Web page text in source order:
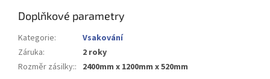
Doplňkové parametry
Kategorie:
Vsakování
Záruka:
2 roky
Rozměr zásilky:: 2400mm x 1200mm x 520mm